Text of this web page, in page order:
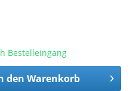
Bestelleingang
den Warenkorb